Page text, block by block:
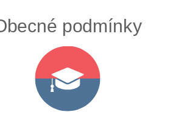
podmínky